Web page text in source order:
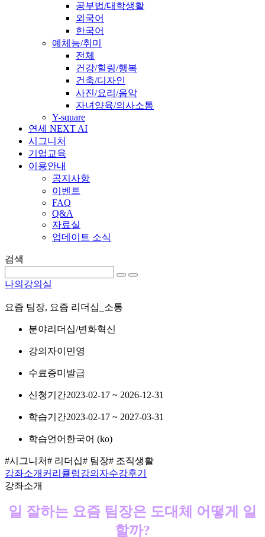
공부법/대학생활
외국어
한국어
예체능/취미
전체
건강/힐링/행복
건축/디자인
사진/요리/음악
자녀양육/의사소통
Y-square
연세 NEXT AI
시그니처
기업교육
이용안내
공지사항
이벤트
FAQ
Q&A
자료실
업데이트 소식
검색
나의강의실
요즘 팀장, 요즘 리더십_소통
분야리더십/변화혁신
강의자이민영
수료증미발급
신청기간2023-02-17 ~ 2026-12-31
학습기간2023-02-17 ~ 2027-03-31
학습언어 한국어 ‎(ko)‎
#시그니처# 리더십# 팀장# 조직생활
강좌소개 커리큘럼강의자수강후기
강좌소개
일 잘하는 요즘 팀장은 도대체 어떻게 일
할까?